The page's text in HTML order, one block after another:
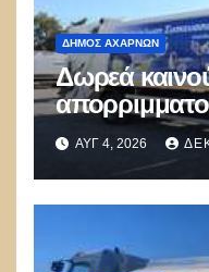
ΔΉΜΟΣ ΑΧΑΡΝΏΝ
Δωρεά
ΑΥΓ 4, 2026